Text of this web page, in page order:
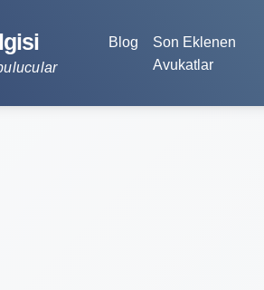
Blog
Son Eklenen
Avukatlar